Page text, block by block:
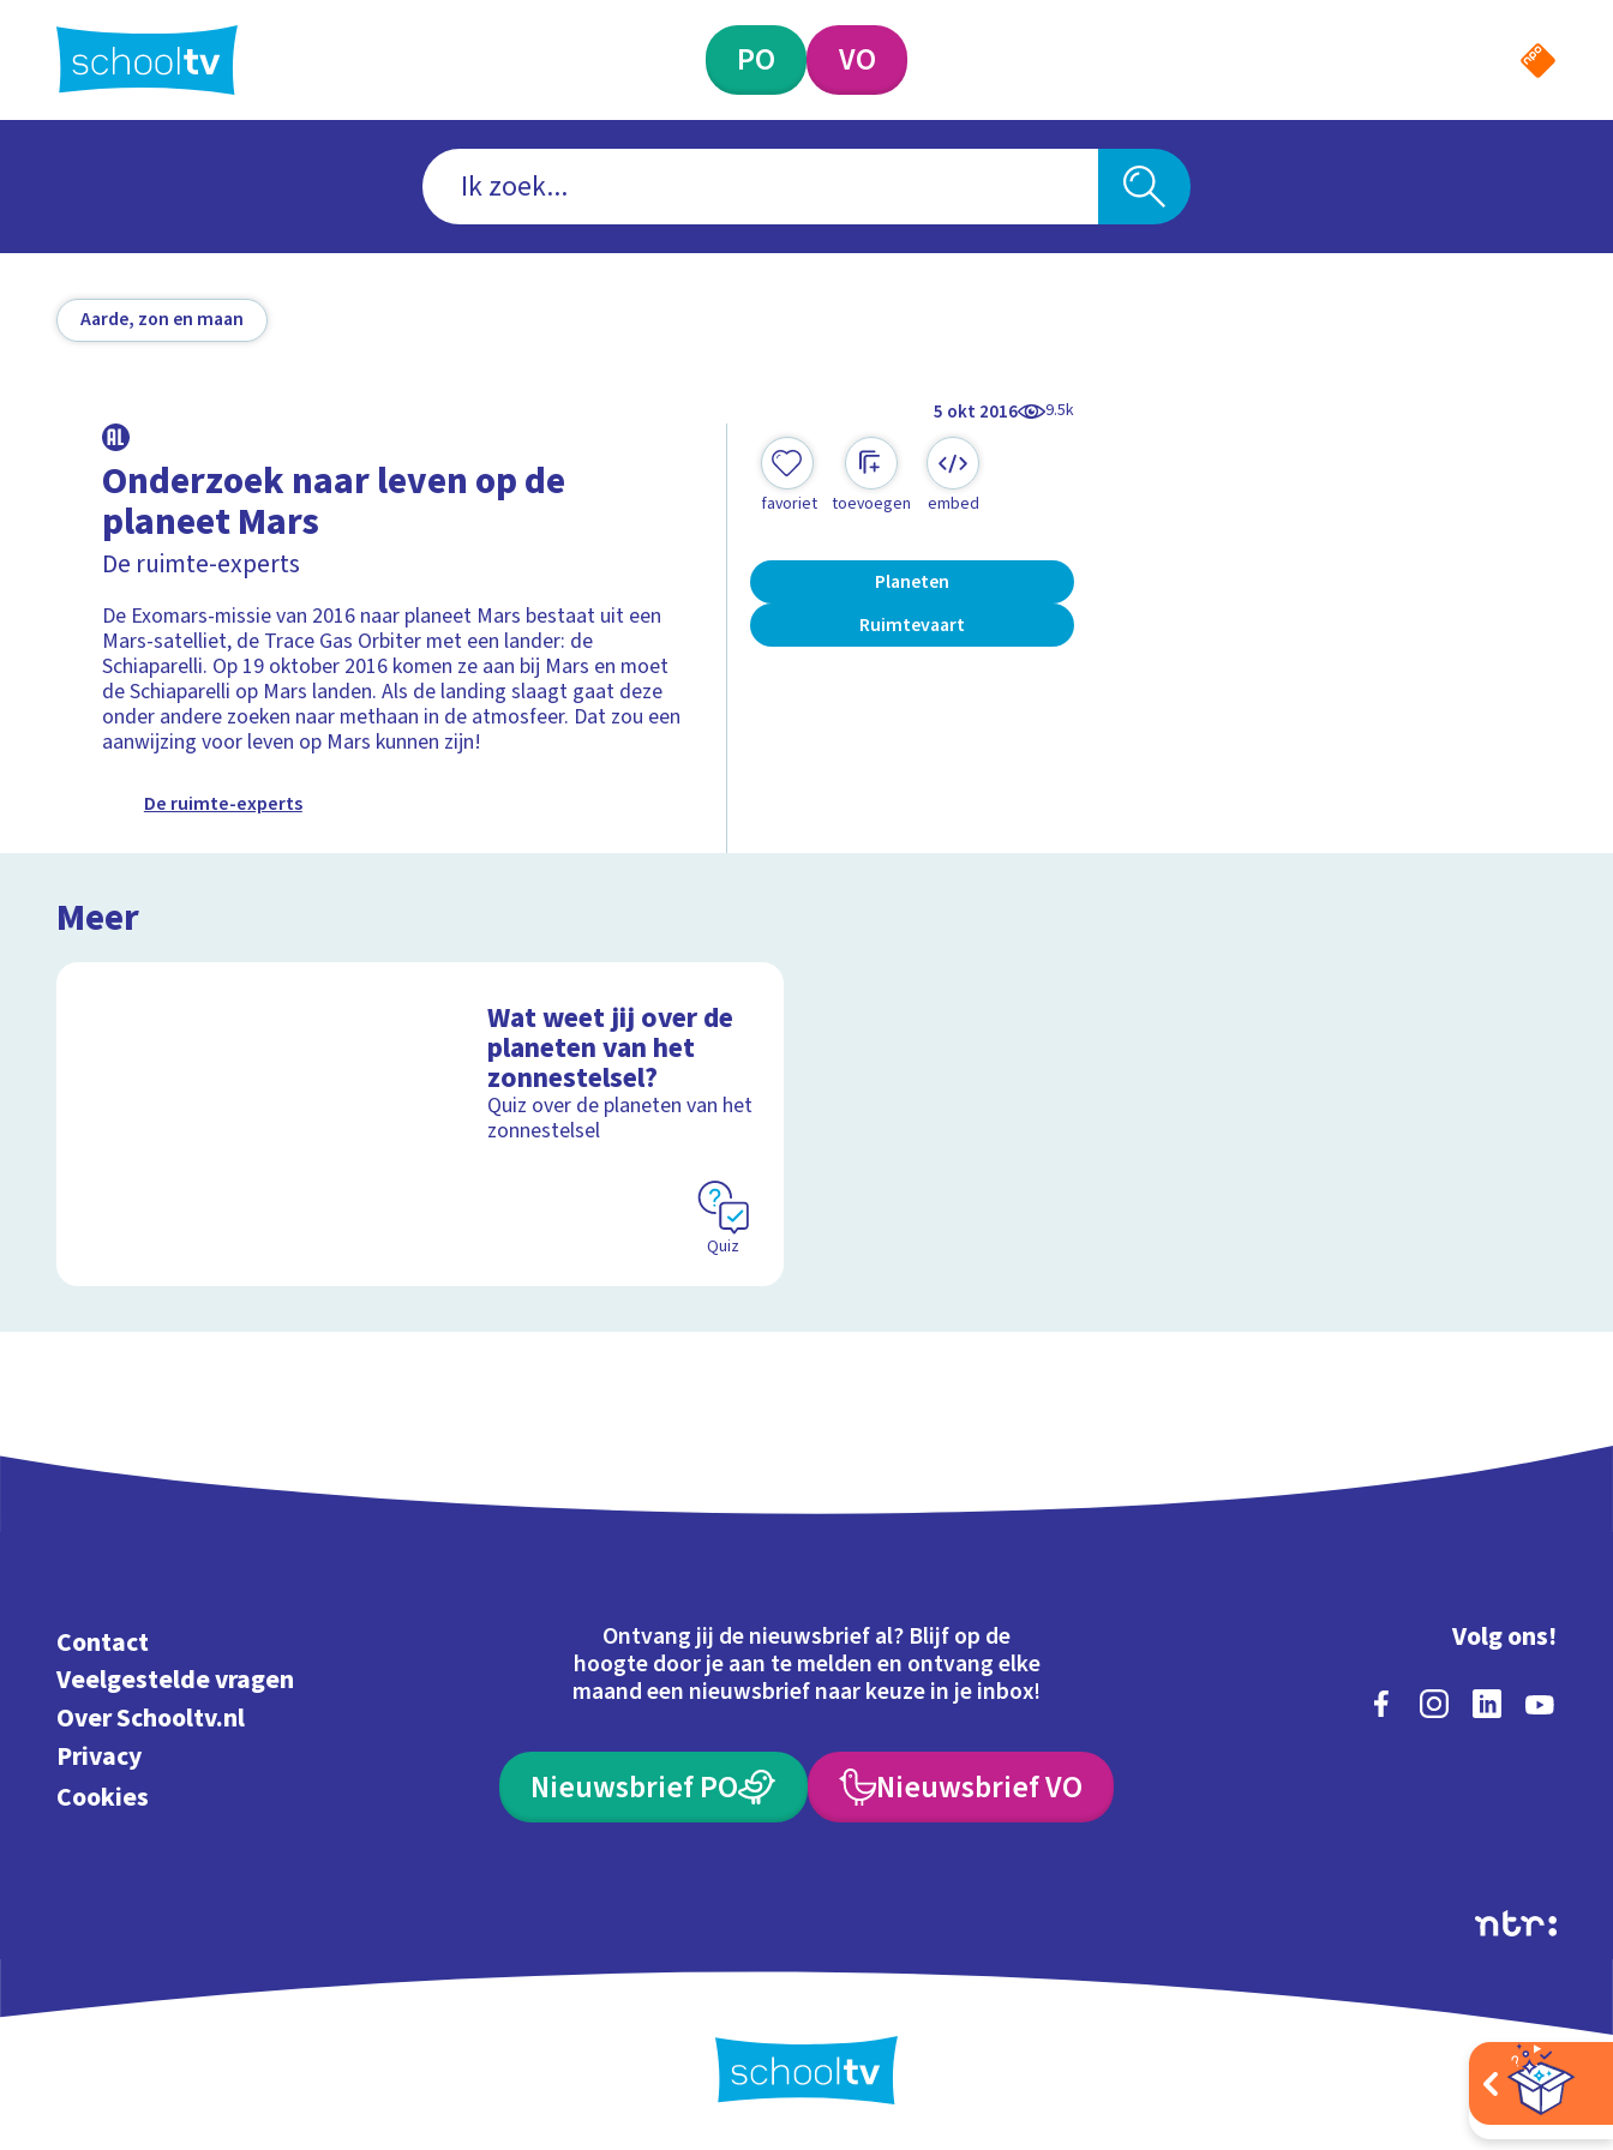
hoofdinhoud
PO VO
Aarde, zon en maan
5 okt 2016 9.5k
Onderzoek naar leven op de
planeet Mars
De ruimte-experts
De Exomars-missie van 2016 naar planeet Mars bestaat uit een
Mars-satelliet, de Trace Gas Orbiter met een lander: de
Schiaparelli. Op 19 oktober 2016 komen ze aan bij Mars en moet
de Schiaparelli op Mars landen. Als de landing slaagt gaat deze
onder andere zoeken naar methaan in de atmosfeer. Dat zou een
aanwijzing voor leven op Mars kunnen zijn!
De ruimte-experts
favoriet toevoegen embed
Planeten
Ruimtevaart
Meer
Wat weet jij over de
planeten van het
zonnestelsel?
Quiz over de planeten van het
zonnestelsel
Quiz
Contact
Veelgestelde vragen
Over Schooltv.nl
Privacy
Cookies
Ontvang jij de nieuwsbrief al? Blijf op de
hoogte door je aan te melden en ontvang elke
maand een nieuwsbrief naar keuze in je inbox!
Nieuwsbrief PO Nieuwsbrief VO
Volg ons!
Extra's